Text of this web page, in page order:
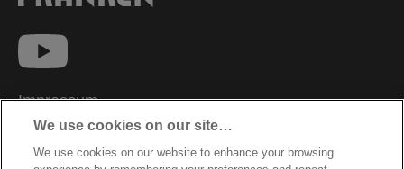
Impressum
Datenschutzhinweise
Datenzugriffsberechtigung
We use cookies on our site…
We use cookies on our website to enhance your browsing